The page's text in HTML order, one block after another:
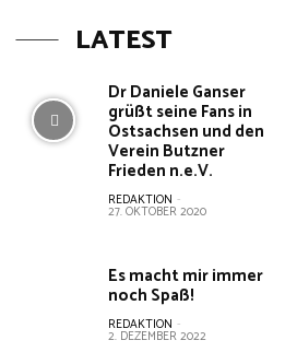
LATEST
Dr Daniele Ganser
grüßt seine Fans in
Ostsachsen und den
Verein Butzner
Frieden n.e.V.
REDAKTION -
27. OKTOBER 2020
Es macht mir immer
noch Spaß!
REDAKTION -
2. DEZEMBER 2022